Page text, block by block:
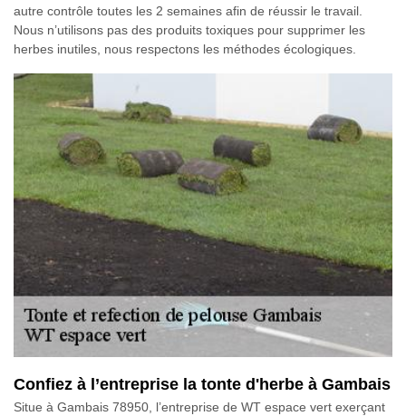
autre contrôle toutes les 2 semaines afin de réussir le travail.
Nous n’utilisons pas des produits toxiques pour supprimer les
herbes inutiles, nous respectons les méthodes écologiques.
Confiez à l’entreprise la tonte d'herbe à Gambais
Situe à Gambais 78950, l’entreprise de WT espace vert exerçant